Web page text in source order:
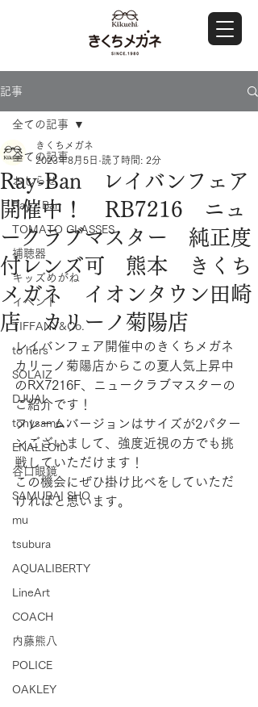
記事
全ての記事
おしらせ
Ray・Ban
TOMATO GLASSES
補聴器
キッズめがね
イベント
TIFFANY&Co.
to hers
SOLAIZ
DJUAL
tonysame：
ENALLOID
谷口眼鏡
SAMURAI SHO
mu
tsubura
AQUALIBERTY
LineArt
COACH
内藤熊八
POLICE
OAKLEY
全ての記事
Ray-Ban レイバンフェア
開催中！ RB7216 ニュ
ークラブマスター 純正度
付レンズ可 熊本 きくち
メガネ イオンタウン田崎
店 カリーノ菊陽店
きくちメガネ
2023年8月5日 読了時間: 2分
レイバンフェア開催中のきくちメガネ
カリーノ菊陽店からこの夏人気上昇中
のRX7216F、ニュークラブマスターの
ご紹介です！
フレームバージョンはサイズが2パター
ンございまして、強度近視の方でも挑
戦していただけます！
この機会にぜひ掛け比べをしていただ
ければと思います。